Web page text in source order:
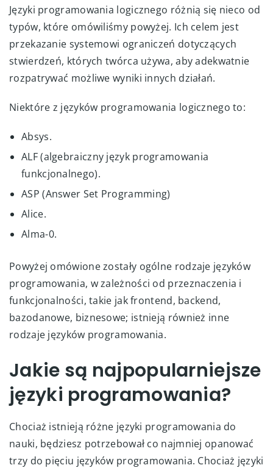
Języki programowania logicznego różnią się nieco od
typów, które omówiliśmy powyżej. Ich celem jest
przekazanie systemowi ograniczeń dotyczących
stwierdzeń, których twórca używa, aby adekwatnie
rozpatrywać możliwe wyniki innych działań.
Niektóre z języków programowania logicznego to:
Absys.
ALF (algebraiczny język programowania
funkcjonalnego).
ASP (Answer Set Programming)
Alice.
Alma-0.
Powyżej omówione zostały ogólne rodzaje języków
programowania, w zależności od przeznaczenia i
funkcjonalności, takie jak frontend, backend,
bazodanowe, biznesowe; istnieją również inne
rodzaje języków programowania.
Jakie są najpopularniejsze
języki programowania?
Chociaż istnieją różne języki programowania do
nauki, będziesz potrzebował co najmniej opanować
trzy do pięciu języków programowania. Chociaż języki